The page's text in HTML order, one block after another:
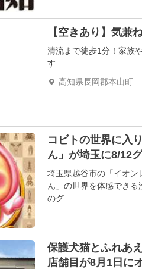
【空きあり】気兼
清流まで徒歩1分！家族
す
高知県長岡郡本山町
コビトの世界に入
ん」が埼玉に8/12
埼玉県越谷市の「イオ
ん」の世界を体感できる
のグ…
保護犬猫とふれあ
店舗目が8月1日に